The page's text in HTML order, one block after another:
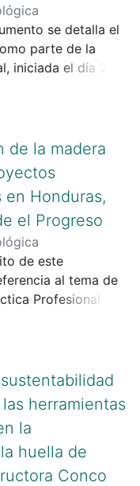
)Ugo
;Claudia
se detalla el
parte de la
iniciada el día 23
el 30 de
de Honduras
en la ciudad de Sa
de la madera
Honduras,
el Progreso
)Stephanie
;Suany Beatriz
de este
al tema de
Profesional
del Título de
establece el marco
lamina
herramientas
la
huella de
Conco